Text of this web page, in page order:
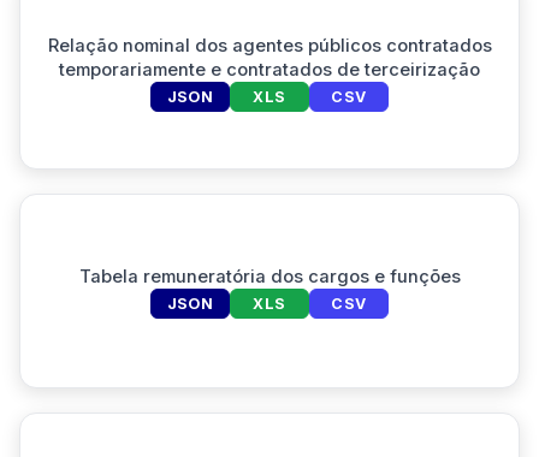
Relação nominal dos agentes públicos contratados
temporariamente e contratados de terceirização
JSON XLS CSV
Tabela remuneratória dos cargos e funções
JSON XLS CSV